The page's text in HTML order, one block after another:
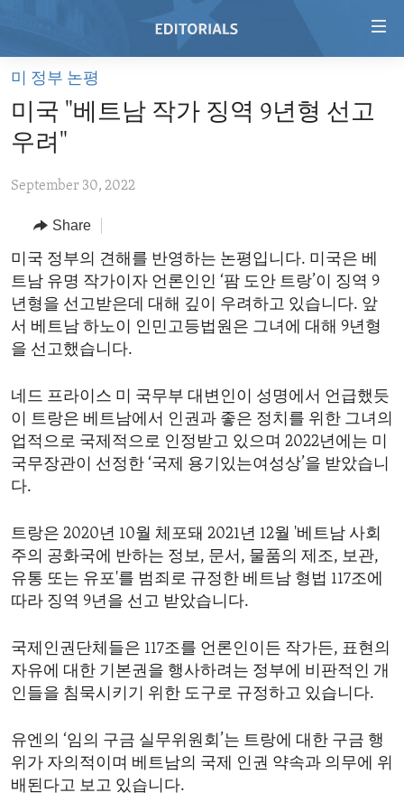
Skip
main
content
to
Navigation
Skip
Search
HOME
VIDEO
REGIONS
AFRICA
AMERICAS
ASIA
EUROPE
MIDDLE EAST
TOPICS
HUMAN RIGHTS
SECURITY AND DEFENSE
AID AND DEVELOPMENT
DEMOCRACY AND GOVERNANCE
ECONOMY AND TRADE
ENVIRONMENT AND HEALTH
IDEALS AND INSTITUTIONS
ARCHIVE
ABOUT US
FOLLOW US
미 정부 논평
미국 "베트남 작가 징역 9년형 선고
우려"
September 30, 2022
Share
미국 정부의 견해를 반영하는 논평입니다. 미국은 베
트남 유명 작가이자 언론인인 ‘팜 도안 트랑’이 징역 9
년형을 선고받은데 대해 깊이 우려하고 있습니다. 앞
서 베트남 하노이 인민고등법원은 그녀에 대해 9년형
을 선고했습니다.
네드 프라이스 미 국무부 대변인이 성명에서 언급했듯
이 트랑은 베트남에서 인권과 좋은 정치를 위한 그녀의
업적으로 국제적으로 인정받고 있으며 2022년에는 미
국무장관이 선정한 ‘국제 용기있는여성상’을 받았습니
다.
트랑은 2020년 10월 체포돼 2021년 12월 '베트남 사회
주의 공화국에 반하는 정보, 문서, 물품의 제조, 보관,
유통 또는 유포'를 범죄로 규정한 베트남 형법 117조에
따라 징역 9년을 선고 받았습니다.
국제인권단체들은 117조를 언론인이든 작가든, 표현의
자유에 대한 기본권을 행사하려는 정부에 비판적인 개
인들을 침묵시키기 위한 도구로 규정하고 있습니다.
유엔의 ‘임의 구금 실무위원회’는 트랑에 대한 구금 행
위가 자의적이며 베트남의 국제 인권 약속과 의무에 위
배된다고 보고 있습니다.